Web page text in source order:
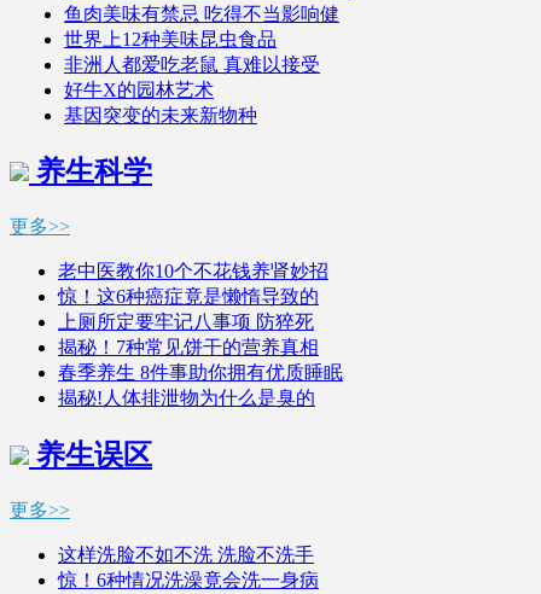
鱼肉美味有禁忌 吃得不当影响健
世界上12种美味昆虫食品
非洲人都爱吃老鼠 真难以接受
好牛X的园林艺术
基因突变的未来新物种
养生科学
更多>>
老中医教你10个不花钱养肾妙招
惊！这6种癌症竟是懒惰导致的
上厕所定要牢记八事项 防猝死
揭秘！7种常见饼干的营养真相
春季养生 8件事助你拥有优质睡眠
揭秘!人体排泄物为什么是臭的
养生误区
更多>>
这样洗脸不如不洗 洗脸不洗手
惊！6种情况洗澡竟会洗一身病